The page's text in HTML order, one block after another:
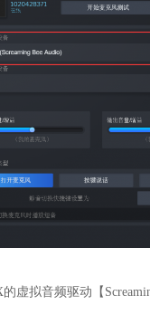
虚拟音频驱动【